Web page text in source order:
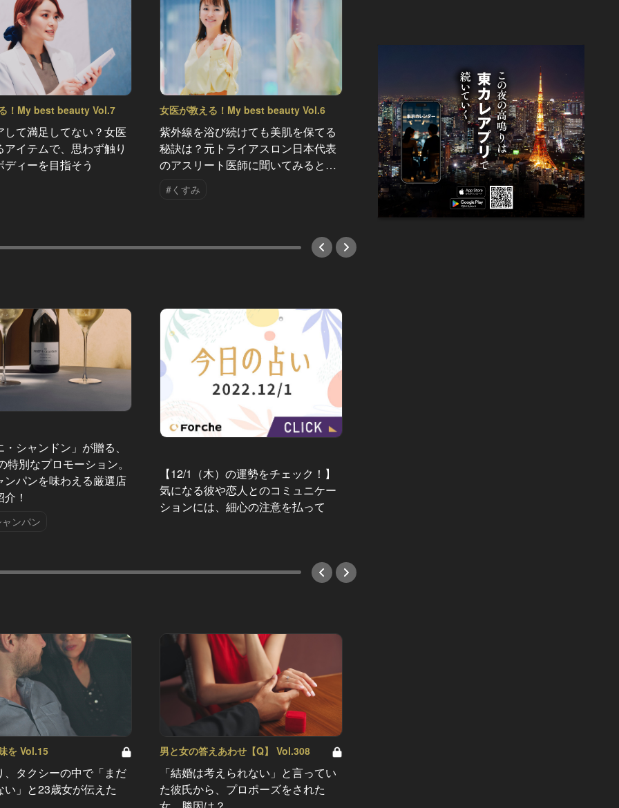
！My best beauty Vol.7
して満足してない？女医
イテムで、思わず触り
ィーを目指そう
女医が教える！My best beauty Vol.6
紫外線を浴び続けても美肌を保てる
秘訣は？元トライアスロン日本代表
のアスリート医師に聞いてみると…
#くすみ
女医が教える！My best beauty Vol.5
まさかのノーファンデ！美肌すぎる
東大卒・美容外科医がマストで使
う、ある美容成分とは
#くすみ
女医が
美容皮
いる肌
だけ！
シャンドン」が贈る、
特別なプロモーション。
ンパンを味わえる厳選店
！
ンパン
【12/1（木）の運勢をチェック！】
気になる彼や恋人とのコミュニケー
ションには、細心の注意を払って
を Vol.15
、タクシーの中で「まだ
い」と23歳女が伝えた
男と女の答えあわせ【Q】 Vol.308
「結婚は考えられない」と言ってい
た彼氏から、プロポーズをされた